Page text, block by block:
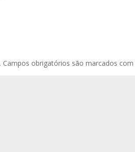
Campos obrigatórios são marcados